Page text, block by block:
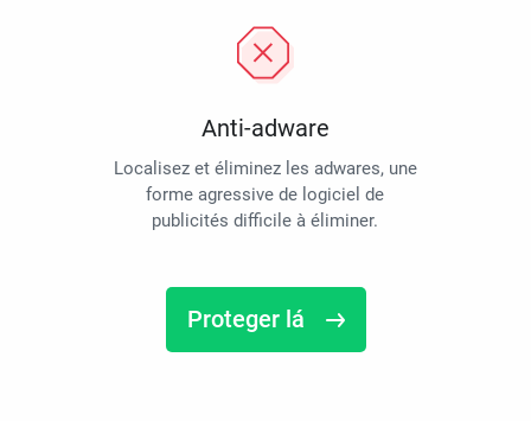
Anti-adware
Localisez et éliminez les adwares, une
forme agressive de logiciel de
publicités difficile à éliminer.
Proteger lá